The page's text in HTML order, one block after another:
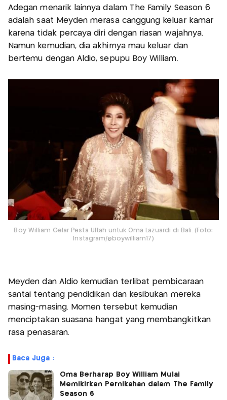
Adegan menarik lainnya dalam The Family Season 6
adalah saat Meyden merasa canggung keluar kamar
karena tidak percaya diri dengan riasan wajahnya.
Namun kemudian, dia akhirnya mau keluar dan
bertemu dengan Aldio, sepupu Boy William.
Boy William Gelar Pesta Ultah untuk Oma Lazuardi di Bali. (Foto:
Instagram/@boywilliam17)
Meyden dan Aldio kemudian terlibat pembicaraan
santai tentang pendidikan dan kesibukan mereka
masing-masing. Momen tersebut kemudian
menciptakan suasana hangat yang membangkitkan
rasa penasaran.
Baca Juga :
Oma Berharap Boy William Mulai
Memikirkan Pernikahan dalam The Family
Season 6